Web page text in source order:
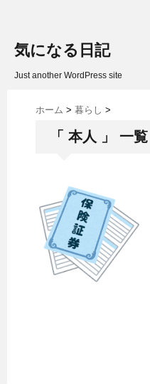
気になる日記
Just another WordPress site
ホーム > 暮らし >
「 本人 」 一覧